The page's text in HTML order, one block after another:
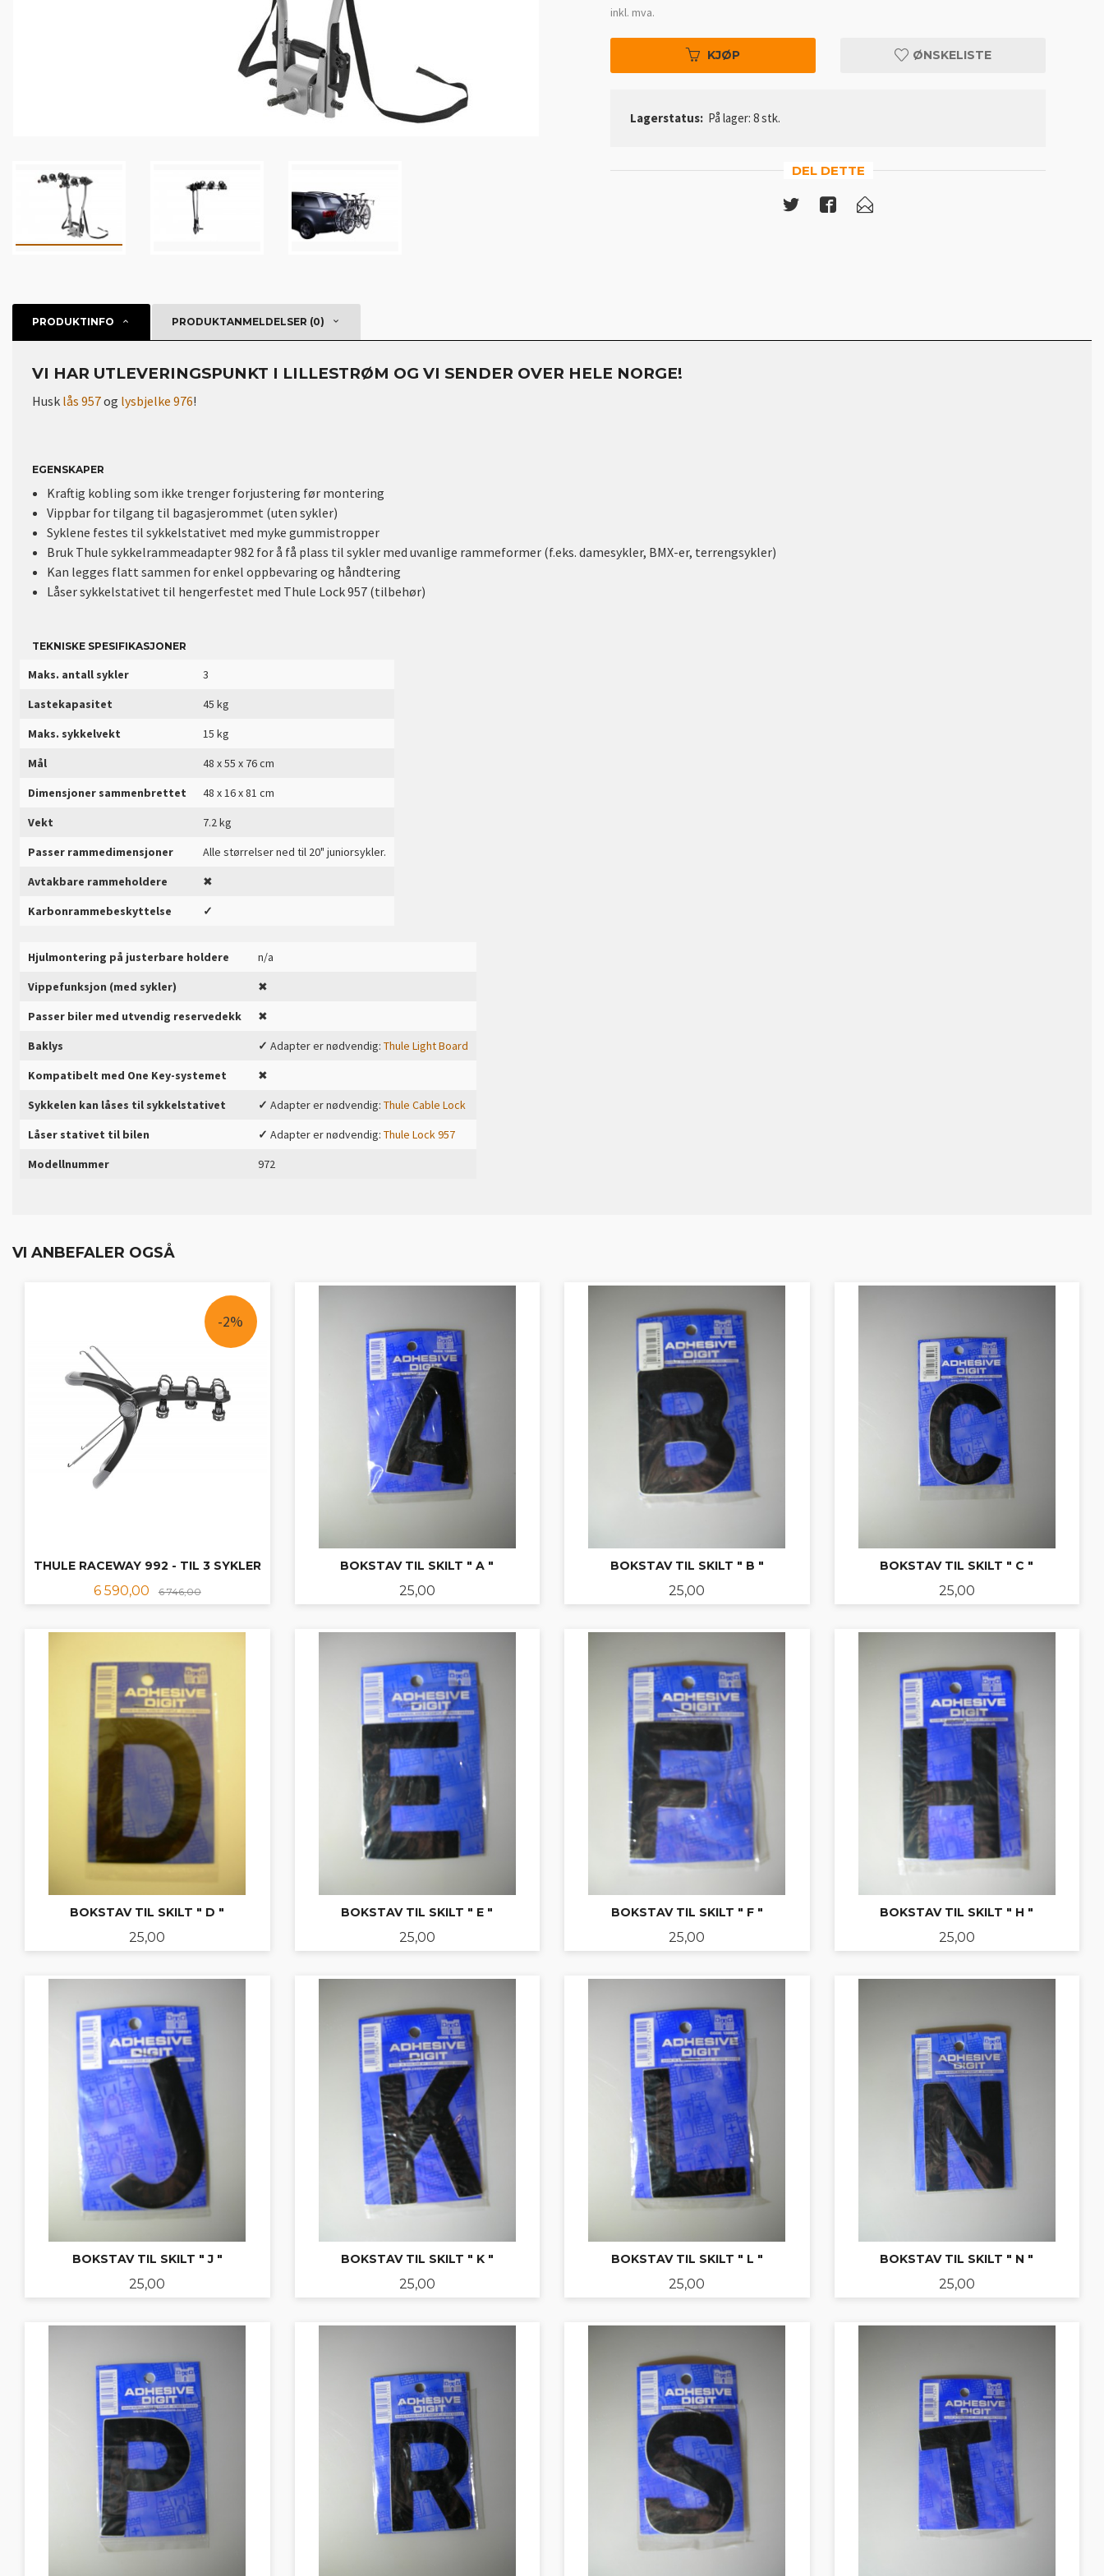
Rabatt
inkl. mva.
KJØP ØNSKELISTE
Lagerstatus: På lager: 8 stk.
DEL DETTE
PRODUKTINFO PRODUKTANMELDELSER (0)
VI HAR UTLEVERINGSPUNKT I LILLESTRØM OG VI SENDER OVER HELE NORGE!
Husk lås 957og lysbjelke 976!
EGENSKAPER
Kraftig kobling som ikke trenger forjustering før montering
Vippbar for tilgang til bagasjerommet (uten sykler)
Syklene festes til sykkelstativet med myke gummistropper
Bruk Thule sykkelrammeadapter 982 for å få plass til sykler med uvanlige rammeformer (f.eks. damesykler, BMX-er, terrengsykler)
Kan legges flatt sammen for enkel oppbevaring og håndtering
Låser sykkelstativet til hengerfestet med Thule Lock 957 (tilbehør)
TEKNISKE SPESIFIKASJONER
Maks. antall sykler
3
Lastekapasitet
45 kg
Maks. sykkelvekt
15 kg
Mål
48 x 55 x 76 cm
Dimensjoner sammenbrettet
48 x 16 x 81 cm
Vekt
7.2 kg
Passer rammedimensjoner
Alle størrelser ned til 20" juniorsykler.
Avtakbare rammeholdere
✖
Karbonrammebeskyttelse
✓
Hjulmontering på justerbare holdere
n/a
Vippefunksjon (med sykler)
✖
Passer biler med utvendig reservedekk
✖
Baklys
✓ Adapter er nødvendig: Thule Light Board
Kompatibelt med One Key-systemet
✖
Sykkelen kan låses til sykkelstativet
✓ Adapter er nødvendig: Thule Cable Lock
Låser stativet til bilen
✓ Adapter er nødvendig: Thule Lock 957
Modellnummer
972
VI ANBEFALER OGSÅ
THULE RACEWAY 992 - TIL 3 SYKLER
Tilbud
6 590,00 6 746,00Rabatt
-2%
KJØP
BOKSTAV TIL SKILT " A "
Pris
25,00
KJØP
BOKSTAV TIL SKILT " B "
Pris
25,00
LES MER
BOKSTAV TIL SKILT " C "
Pris
25,00
KJØP
BOKSTAV TIL SKILT " D "
Pris
25,00
KJØP
BOKSTAV TIL SKILT " E "
Pris
25,00
KJØP
BOKSTAV TIL SKILT " F "
Pris
25,00
KJØP
BOKSTAV TIL SKILT " H "
Pris
25,00
KJØP
BOKSTAV TIL SKILT " J "
Pris
25,00
KJØP
BOKSTAV TIL SKILT " K "
Pris
25,00
KJØP
BOKSTAV TIL SKILT " L "
Pris
25,00
KJØP
BOKSTAV TIL SKILT " N "
Pris
25,00
KJØP